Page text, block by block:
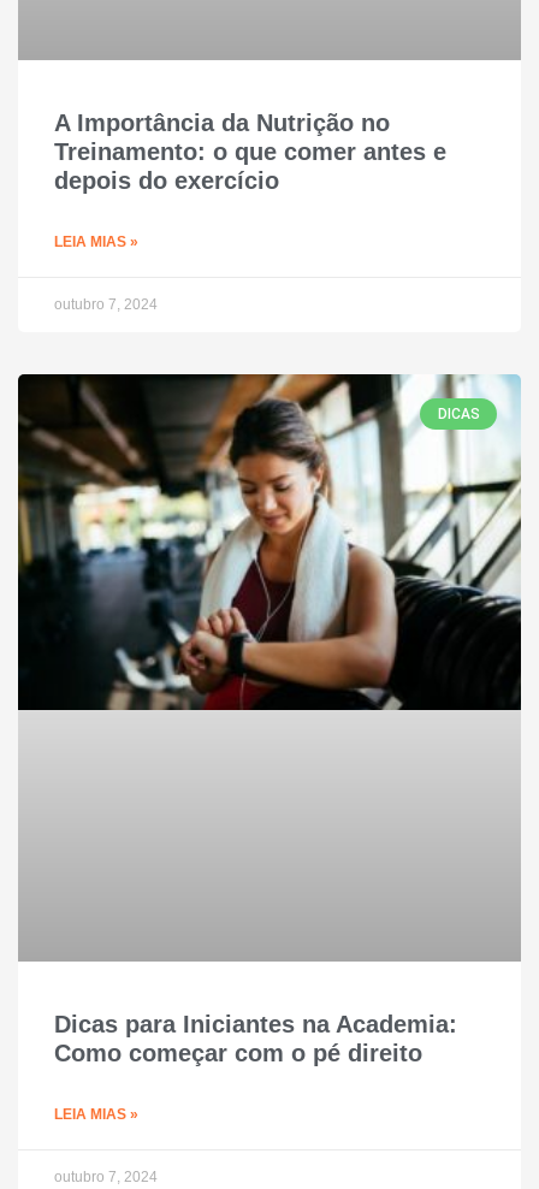
A Importância da Nutrição no
Treinamento: o que comer antes e
depois do exercício
LEIA MIAS »
outubro 7, 2024
DICAS
Dicas para Iniciantes na Academia:
Como começar com o pé direito
LEIA MIAS »
outubro 7, 2024